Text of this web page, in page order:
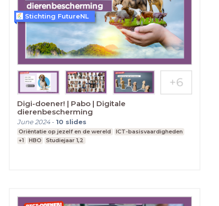
Digi-doener! | Pabo | Digitale
dierenbescherming
June 2024- 10 slides
Oriëntatie op jezelf en de wereld
ICT-basisvaardigheden
+1
HBO Studiejaar 1,2
Stichting FutureNL